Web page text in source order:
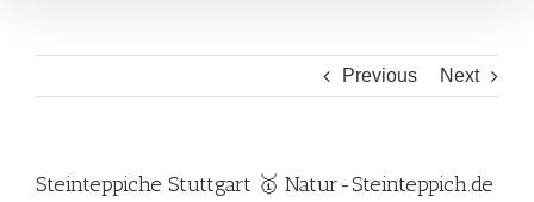
Previous Next
Steinteppiche Stuttgart 🥇 Natur-Steinteppich.de